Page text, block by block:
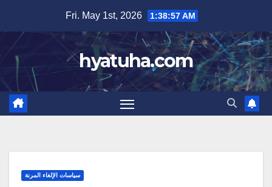
content
Fri. May 1st, 2026 1:38:59 AM
hyatuha.com
سياسات الإلغاء المرنة